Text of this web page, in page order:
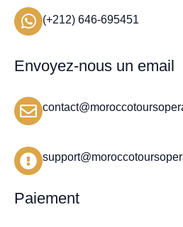
(+212) 646-695451
Envoyez-nous un email
Paiement